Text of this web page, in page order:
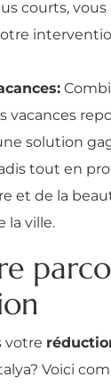
courts,
vacances
solution
tout en
et de la
la ville.
votre
Voici